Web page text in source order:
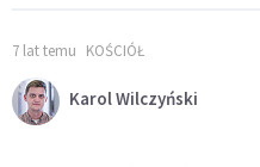
7 lat temu KOŚCIÓŁ
Karol Wilczyński